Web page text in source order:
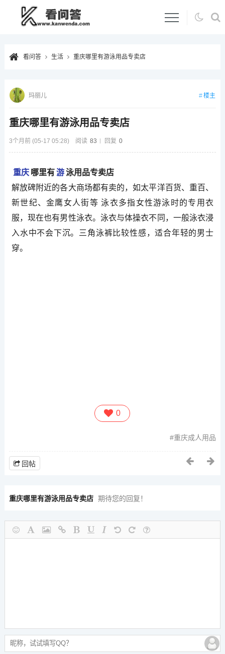
看问答 生活 重庆哪里有游泳用品专卖店
重庆哪里有游泳用品专卖店
3个月前 (05-17 05:28) 阅读 83 回复 0
玛丽儿 楼主
重庆 哪里有游泳用品专卖店
解放碑附近的各大商场都有卖的，如太平洋百货、重百、
新世纪、金鹰女人街等 泳衣多指女性游泳时的专用衣
服，现在也有男性泳衣。泳衣与体操衣不同，一般泳衣浸
入水中不会下沉。三角泳裤比较性感，适合年轻的男士
穿。
0
重庆成人用品
回帖
重庆哪里有游泳用品专卖店 期待您的回复！